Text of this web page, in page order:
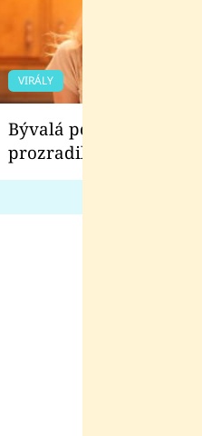
VIRÁLY
Bývalá pornoherečka
prozradila, co ji
natáčení Euforie.